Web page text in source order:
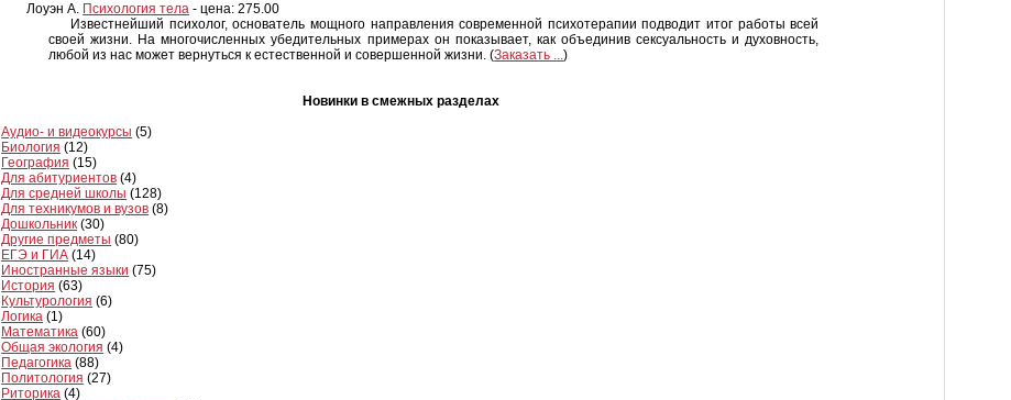
Лоуэн А. Психология тела - цена: 275.00
Известнейший психолог, основатель мощного направления современной психотерапии подводит итог работы всей
своей жизни. На многочисленных убедительных примерах он показывает, как объединив сексуальность и духовность,
любой из нас может вернуться к естественной и совершенной жизни. (Заказать ...)
Новинки в смежных разделах
Аудио- и видеокурсы (5)
Биология (12)
География (15)
Для абитуриентов (4)
Для средней школы (128)
Для техникумов и вузов (8)
Дошкольник (30)
Другие предметы (80)
ЕГЭ и ГИА (14)
Иностранные языки (75)
История (63)
Культурология (6)
Логика (1)
Математика (60)
Общая экология (4)
Педагогика (88)
Политология (27)
Риторика (4)